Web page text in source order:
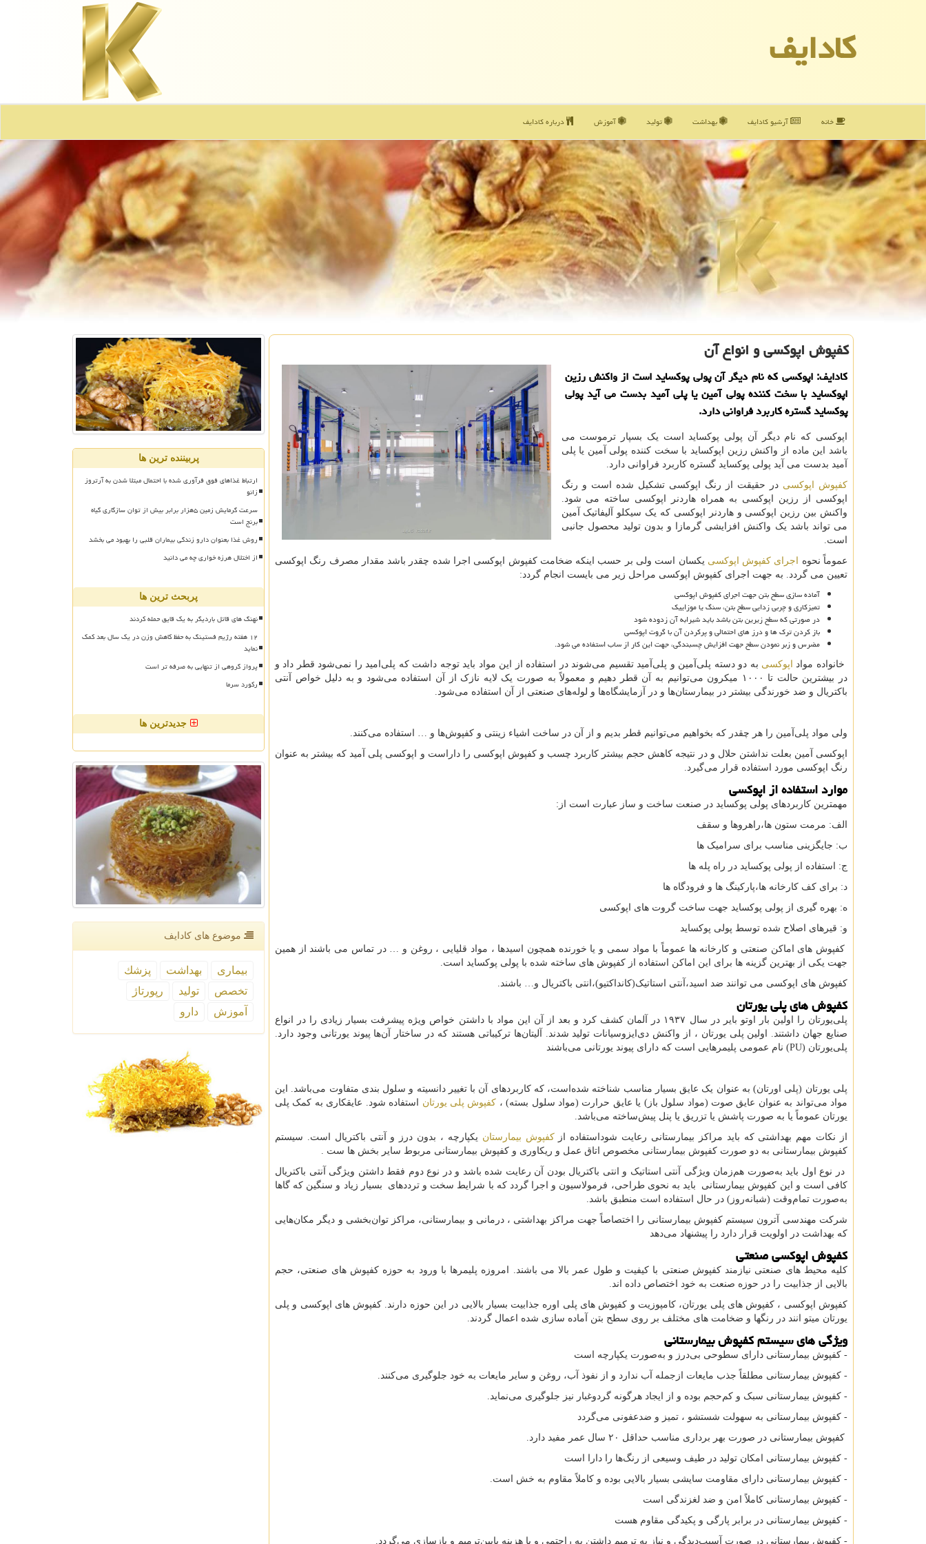
كادایف
خانه آرشیو كادایف بهداشت تولید آموزش درباره كادایف
كفپوش اپوكسی و انواع آن
كادایف: اپوكسی كه نام دیگر آن پولی پوكساید است از واكنش رزین
اپوكساید با سخت كننده پولی آمین یا پلی آمید بدست می آید پولی
پوكساید گستره كاربرد فراوانی دارد.
اپوکسی که نام دیگر آن پولی پوکساید است یک بسپار ترموست می
باشد این ماده از واکنش رزین اپوکساید با سخت کننده پولی آمین یا پلی
آمید بدست می آید پولی پوکساید گستره کاربرد فراوانی دارد.
کفپوش اپوکسی در حقیقت از رنگ اپوکسی تشکیل شده است و رنگ
اپوکسی از رزین اپوکسی به همراه هاردنر اپوکسی ساخته می شود.
واکنش بین رزین اپوکسی و هاردنر اپوکسی که یک سیکلو آلیفاتیک آمین
می تواند باشد یک واکنش افزایشی گرمازا و بدون تولید محصول جانبی
است.
عموماً نحوه
اجرای کفپوش اپوکسی یکسان است ولی بر حسب اینکه ضخامت کفپوش اپوکسی اجرا شده چقدر باشد مقدار مصرف رنگ اپوکسی
تعیین می گردد. به جهت اجرای کفپوش اپوکسی مراحل زیر می بایست انجام گردد:
آماده سازی سطح بتن جهت اجرای کفپوش اپوکسی
تمیزکاری و چربی زدایی سطح بتن، سنگ یا موزاییک
در صورتی که سطح زیرین بتن باشد باید شیرابه آن زدوده شود
باز کردن ترک ها و درز های احتمالی و پرکردن آن با گروت اپوکسی
مضرس و زبر نمودن سطح جهت افزایش چسبندگی، جهت این کار از ساب استفاده می شود.
خانواده مواد اپوکسی به دو دسته پلی‌آمین و پلی‌آمید تقسیم می‌شوند در استفاده از این مواد باید توجه داشت که پلی‌امید را نمی‌شود قطر داد و
در بیشترین حالت تا ۱۰۰۰ میکرون می‌توانیم به آن قطر دهیم و معمولاً به صورت یک لایه نازک از آن استفاده می‌شود و به دلیل خواص آنتی
باکتریال و ضد خورندگی بیشتر در بیمارستان‌ها و در آزمایشگاه‌ها و لوله‌های صنعتی از آن استفاده می‌شود.
ولی مواد پلی‌آمین را هر چقدر که بخواهیم می‌توانیم قطر بدیم و از آن در ساخت اشیاء زینتی و کفپوش‌ها و … استفاده می‌کنند.
اپوکسی آمین بعلت نداشتن حلال و در نتیجه کاهش حجم بیشتر کاربرد چسب و کفپوش اپوکسی را داراست و اپوکسی پلی آمید که بیشتر به عنوان
رنگ اپوکسی مورد استفاده قرار می‌گیرد.
موارد استفاده از اپوکسی
مهمترین کاربردهای پولی پوکساید در صنعت ساخت و ساز عبارت است از:
الف: مرمت ستون ها،راهروها و سقف
ب: جایگزینی مناسب برای سرامیک ها
ج: استفاده از پولی پوکساید در راه پله ها
د: برای کف کارخانه ها،پارکینگ ها و فرودگاه ها
ه: بهره گیری از پولی پوکساید جهت ساخت گروت های اپوکسی
و: قیرهای اصلاح شده توسط پولی پوکساید
کفپوش های اماکن صنعتی و کارخانه ها عموماً با مواد سمی و یا خورنده همچون اسیدها ، مواد قلیایی ، روغن و … در تماس می باشند از همین
جهت یکی از بهترین گزینه ها برای این اماکن استفاده از کفپوش های ساخته شده با پولی پوکساید است.
کفپوش های اپوکسی می توانند ضد اسید،آنتی استاتیک(کانداکتیو)،انتی باکتریال و… باشند.
کفپوش های پلی یورتان
پلی‌یورتان را اولین بار اوتو بایر در سال ۱۹۳۷ در آلمان کشف کرد و بعد از آن این مواد با داشتن خواص ویژه پیشرفت بسیار زیادی را در انواع
صنایع جهان داشتند. اولین پلی ‌یورتان ، از واکنش دی‌ایزوسیانات تولید شدند. آلیتان‌ها ترکیباتی هستند که در ساختار آن‌ها پیوند یورتانی وجود دارد.
پلی‌یورتان (PU) نام عمومی پلیمرهایی است که دارای پیوند یورتانی می‌باشند
پلی یورتان (پلی اورتان) به عنوان یک عایق بسیار مناسب شناخته شده‌است، که کاربردهای آن با تغییر دانسیته و سلول بندی متفاوت می‌باشد. این
مواد می‌تواند به عنوان عایق صوت (مواد سلول باز) یا عایق حرارت (مواد سلول بسته) ، کفپوش پلی یورتان استفاده شود. عایقکاری به کمک پلی
یورتان عموماً یا به صورت پاشش یا تزریق یا پنل پیش‌ساخته می‌باشد.
از نکات مهم بهداشتی که باید مراکز بیمارستانی رعایت شوداستفاده ازکفپوش بیمارستان یکپارچه ، بدون درز و آنتی باکتریال است. سیستم
کفپوش بیمارستانی به دو صورت کفپوش بیمارستانی مخصوص اتاق عمل و ریکاوری و کفپوش بیمارستانی مربوط سایر بخش ها ست .
در نوع اول باید به‌صورت هم‌زمان ویژگی آنتی استاتیک و انتی باکتریال بودن آن رعایت شده باشد و در نوع دوم فقط داشتن ویژگی آنتی باکتریال
کافی است و این کفپوش بیمارستانی باید به نحوی طراحی، فرمولاسیون و اجرا گردد که با شرایط سخت و ترددهای بسیار زیاد و سنگین که گاها
به‌صورت تمام‌وقت (شبانه‌روز) در حال استفاده است منطبق باشد.
شرکت مهندسی آترون سیستم کفپوش بیمارستانی را اختصاصاً جهت مراکز بهداشتی ، درمانی و بیمارستانی، مراکز توان‌بخشی و دیگر مکان‌هایی
که بهداشت در اولویت قرار دارد را پیشنهاد می‌دهد
کفپوش اپوکسی صنعتی
کلیه محیط های صنعتی نیازمند کفپوش صنعتی با کیفیت و طول عمر بالا می باشند. امروزه پلیمرها با ورود به حوزه کفپوش های صنعتی، حجم
بالایی از جذابیت را در حوزه صنعت به خود اختصاص داده اند.
کفپوش اپوکسی ، کفپوش های پلی یورتان، کامپوزیت و کفپوش های پلی اوره جذابیت بسیار بالایی در این حوزه دارند. کفپوش های اپوکسی و پلی
یورتان میتو انند در رنگها و ضخامت های مختلف بر روی سطح بتن آماده سازی شده اعمال گردند.
ویژگی های سیستم کفپوش بیمارستانی
- کفپوش بیمارستانی دارای سطوحی بی‌درز و به‌صورت یکپارچه است
- کفپوش بیمارستانی مطلقاً جذب مایعات ازجمله آب ندارد و از نفوذ آب، روغن و سایر مایعات به خود جلوگیری می‌کنند.
- کفپوش بیمارستانی سبک و کم‌حجم بوده و از ایجاد هرگونه گردوغبار نیز جلوگیری می‌نماید.
- کفپوش بیمارستانی به سهولت شستشو ، تمیز و ضدعفونی می‌گردد
کفپوش بیمارستانی در صورت بهر برداری مناسب حداقل ۲۰ سال عمر مفید دارد.
- کفپوش بیمارستانی امکان تولید در طیف وسیعی از رنگ‌ها را دارا است
- کفپوش بیمارستانی دارای مقاومت سایشی بسیار بالایی بوده و کاملاً مقاوم به خش است.
- کفپوش بیمارستانی کاملاً امن و ضد لغزندگی است
- کفپوش بیمارستانی در برابر پارگی و پکیدگی مقاوم هست
- کفپوش بیمارستانی در صورت آسیب‌دیدگی و نیاز به ترمیم داشتن به راحتمی و با هزینه پایین‌ترمیم و بازسازی می‌گردد.
پربیننده ترین ها
ارتباط غذاهای فوق فرآوری شده با احتمال مبتلا شدن به آرتروز
زانو
سرعت گرمایش زمین ۵هزار برابر بیش از توان سازگاری گیاه
برنج است
روش غذا بعنوان دارو زندگی بیماران قلبی را بهبود می بخشد
از اختلال هرزه خواری چه می دانید
پربحث ترین ها
نهنگ های قاتل باردیگر به یک قایق حمله کردند
۱۲ هفته رژیم فستینگ به حفظ کاهش وزن در یک سال بعد کمک
نماید
پرواز گروهی از تنهایی به صرفه تر است
رکورد سرما
جدیدترین ها
موضوع های كادایف
بیماری بهداشت
پزشك
تخصص
تولید
رپورتاژ
آموزش
دارو